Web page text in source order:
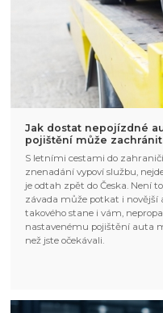
Jak dostat nepojízdné
pojištění může
S letními cestami do
znenadání vypoví službu,
je odtah zpět do Česka. Není
závada může potkat i novější
takového stane i vám,
nastavenému pojištění auta
než jste očekávali.